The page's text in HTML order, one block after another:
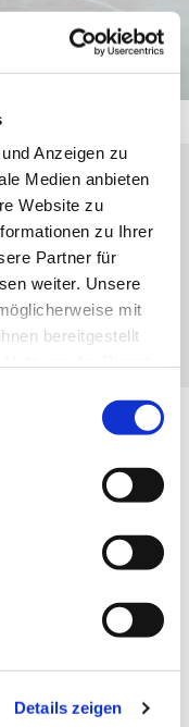
Anzeigen zu
Medien anbieten
Website zu
zu Ihrer
Partner für
weiter. Unsere
mit
bereitgestellt
Details zeigen
14:30 - 16:30
35708